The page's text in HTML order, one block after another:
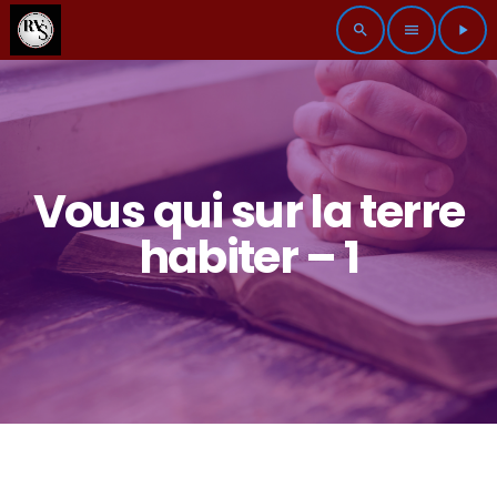
search menu play_arrow
Vous qui sur la terre
habiter – 1